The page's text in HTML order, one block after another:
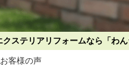
ステリアリフォームなら「わん
お客様の声